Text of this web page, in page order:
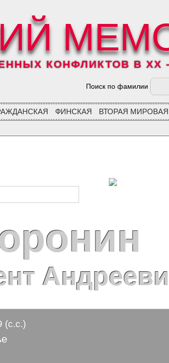
КОНФЛИКТОВ В XX -
Поиск по фамилии
ФИНСКАЯ ВТОРАЯ МИРОВАЯ
(с.с.)